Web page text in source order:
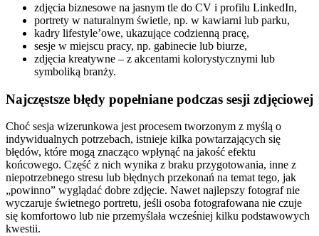
zdjęcia biznesowe na jasnym tle do CV i profilu LinkedIn,
portrety w naturalnym świetle, np. w kawiarni lub parku,
kadry lifestyle’owe, ukazujące codzienną pracę,
sesje w miejscu pracy, np. gabinecie lub biurze,
zdjęcia kreatywne – z akcentami kolorystycznymi lub
symboliką branży.
Najczęstsze błędy popełniane podczas sesji zdjęciowej
Choć sesja wizerunkowa jest procesem tworzonym z myślą o
indywidualnych potrzebach, istnieje kilka powtarzających się
błędów, które mogą znacząco wpłynąć na jakość efektu
końcowego. Część z nich wynika z braku przygotowania, inne z
niepotrzebnego stresu lub błędnych przekonań na temat tego, jak
„powinno” wyglądać dobre zdjęcie. Nawet najlepszy fotograf nie
wyczaruje świetnego portretu, jeśli osoba fotografowana nie czuje
się komfortowo lub nie przemyślała wcześniej kilku podstawowych
kwestii.